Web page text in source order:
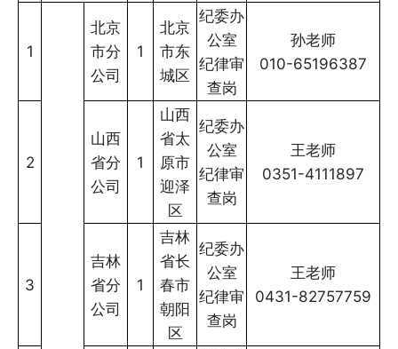
1
北京
市分
公司
1
北京
市东
城区
纪委办
公室
纪律审
查岗
孙老师
010-65196387
2
山西
省分
公司
1
山西
省太
原市
迎泽
区
纪委办
公室
纪律审
查岗
王老师
0351-4111897
3
吉林
省分
公司
1
吉林
省长
春市
朝阳
区
纪委办
公室
纪律审
查岗
王老师
0431-82757759